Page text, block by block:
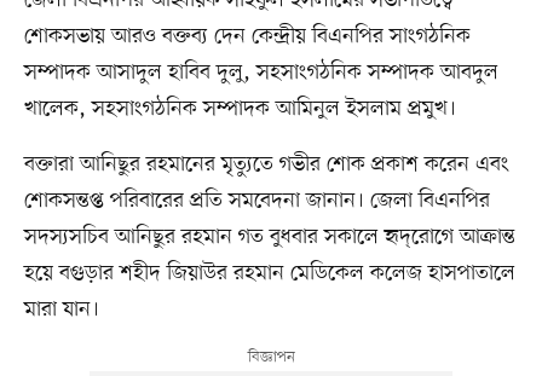
শোকসভায় আরও বক্তব্য দেন কেন্দ্রীয় বিএনপির সাংগঠনিক
সম্পাদক আসাদুল হাবিব দুলু, সহসাংগঠনিক সম্পাদক আবদুল
খালেক, সহসাংগঠনিক সম্পাদক আমিনুল ইসলাম প্রমুখ।
বক্তারা আনিছুর রহমানের মৃত্যুতে গভীর শোক প্রকাশ করেন এবং
শোকসন্তপ্ত পরিবারের প্রতি সমবেদনা জানান। জেলা বিএনপির
সদস্যসচিব আনিছুর রহমান গত বুধবার সকালে হৃদ্‌রোগে আক্রান্ত
হয়ে বগুড়ার শহীদ জিয়াউর রহমান মেডিকেল কলেজ হাসপাতালে
মারা যান।